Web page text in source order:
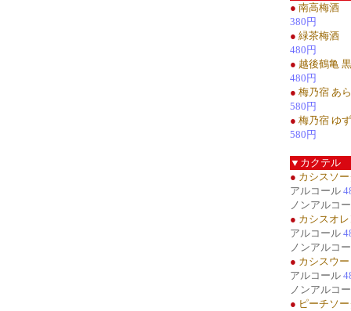
● 南高梅酒
380円
● 緑茶梅酒
480円
● 越後鶴亀
480円
● 梅乃宿 あ
580円
● 梅乃宿 ゆ
580円
▼カクテル
● カシスソ
アルコール
ノンアルコ
● カシスオ
アルコール
ノンアルコ
● カシスウ
アルコール
ノンアルコ
● ピーチソ